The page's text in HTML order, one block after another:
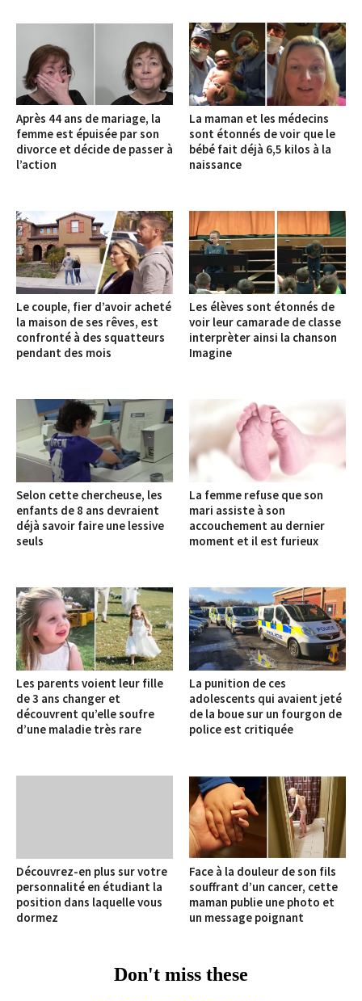
Après 44 ans de mariage, la
femme est épuisée par son
divorce et décide de passer à
l’action
La maman et les médecins
sont étonnés de voir que le
bébé fait déjà 6,5 kilos à la
naissance
Le couple, fier d’avoir acheté
la maison de ses rêves, est
confronté à des squatteurs
pendant des mois
Les élèves sont étonnés de
voir leur camarade de classe
interprèter ainsi la chanson
Imagine
Selon cette chercheuse, les
enfants de 8 ans devraient
déjà savoir faire une lessive
seuls
La femme refuse que son
mari assiste à son
accouchement au dernier
moment et il est furieux
Les parents voient leur fille
de 3 ans changer et
découvrent qu’elle soufre
d’une maladie très rare
La punition de ces
adolescents qui avaient jeté
de la boue sur un fourgon de
police est critiquée
Découvrez-en plus sur votre
personnalité en étudiant la
position dans laquelle vous
dormez
Face à la douleur de son fils
souffrant d’un cancer, cette
maman publie une photo et
un message poignant
Don't miss these